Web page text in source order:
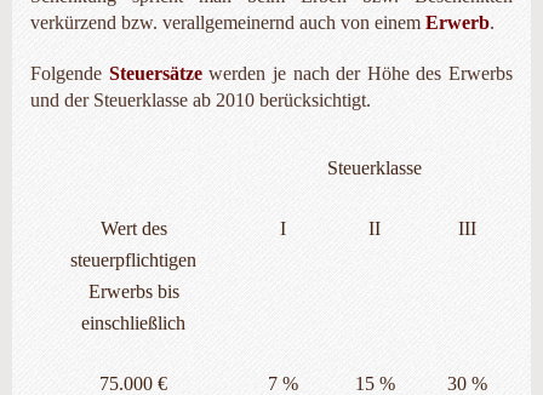
verkürzend bzw. verallgemeinernd auch von einem Erwerb.
Folgende Steuersätzewerden je nach der Höhe des Erwerbs
und der Steuerklasse ab 2010 berücksichtigt.
Steuerklasse
Wert des
steuerpflichtigen
Erwerbs bis
einschließlich
I II III
75.000 € 7 % 15 % 30 %